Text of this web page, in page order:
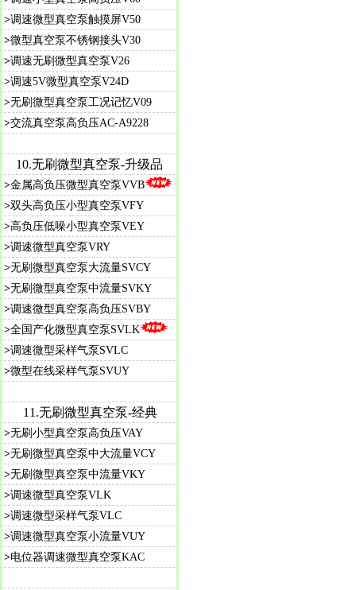
>调速微型真空泵触摸屏V50
>微型真空泵不锈钢接头V30
>调速无刷微型真空泵V26
>调速5V微型真空泵V24D
>无刷微型真空泵工况记忆V09
>交流真空泵高负压AC-A9228
10.无刷微型真空泵-升级品
>金属高负压微型真空泵VVB
>双头高负压小型真空泵VFY
>高负压低噪小型真空泵VEY
>调速微型真空泵VRY
>无刷微型真空泵大流量SVCY
>无刷微型真空泵中流量SVKY
>调速微型真空泵高负压SVBY
>全国产化微型真空泵SVLK
>调速微型采样气泵SVLC
>微型在线采样气泵SVUY
11.无刷微型真空泵-经典
>无刷小型真空泵高负压VAY
>无刷微型真空泵中大流量VCY
>无刷微型真空泵中流量VKY
>调速微型真空泵VLK
>调速微型采样气泵VLC
>调速微型真空泵小流量VUY
>电位器调速微型真空泵KAC